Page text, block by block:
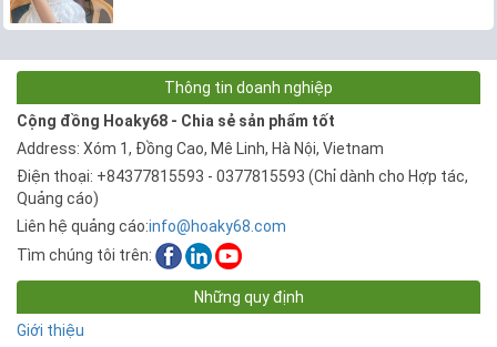
Thông tin doanh nghiệp
Cộng đồng Hoaky68 - Chia sẻ sản phẩm tốt
Address: Xóm 1, Đồng Cao, Mê Linh, Hà Nội, Vietnam
Điện thoại: +84377815593 - 0377815593 (Chỉ dành cho Hợp tác,
Quảng cáo)
Liên hệ quảng cáo:info@hoaky68.com
Tìm chúng tôi trên:
Những quy định
Giới thiệu